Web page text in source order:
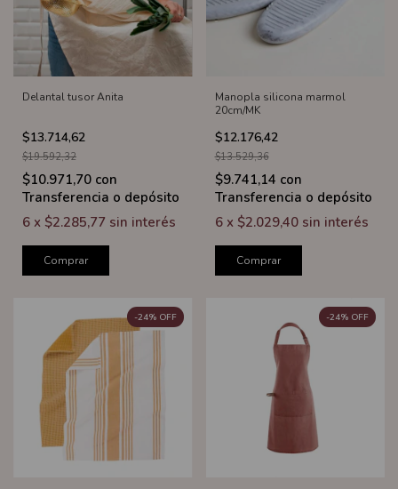
Delantal tusor Anita
$13.714,62
$19.592,32
$10.971,70 con
Transferencia o depósito
6 x $2.285,77 sin interés
Comprar
Manopla silicona marmol
20cm/MK
$12.176,42
$13.529,36
$9.741,14 con
Transferencia o depósito
6 x $2.029,40 sin interés
Comprar
-24% OFF -24% OFF